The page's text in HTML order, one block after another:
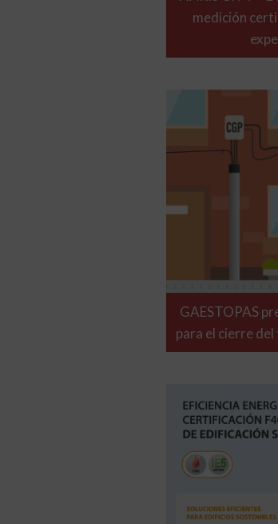
medición
GAESTOPAS
para el cierre